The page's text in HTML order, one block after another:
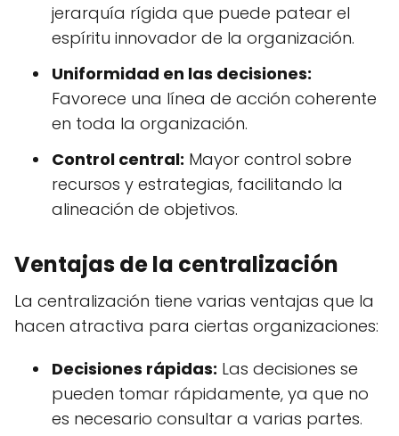
jerarquía rígida que puede patear el
espíritu innovador de la organización.
Uniformidad en las decisiones:
Favorece una línea de acción coherente
en toda la organización.
Control central: Mayor control sobre
recursos y estrategias, facilitando la
alineación de objetivos.
Ventajas de la centralización
La centralización tiene varias ventajas que la
hacen atractiva para ciertas organizaciones:
Decisiones rápidas: Las decisiones se
pueden tomar rápidamente, ya que no
es necesario consultar a varias partes.